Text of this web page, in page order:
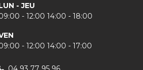
- JEU
- 12:00 14:00 - 18:00
- 12:00 14:00 - 17:00